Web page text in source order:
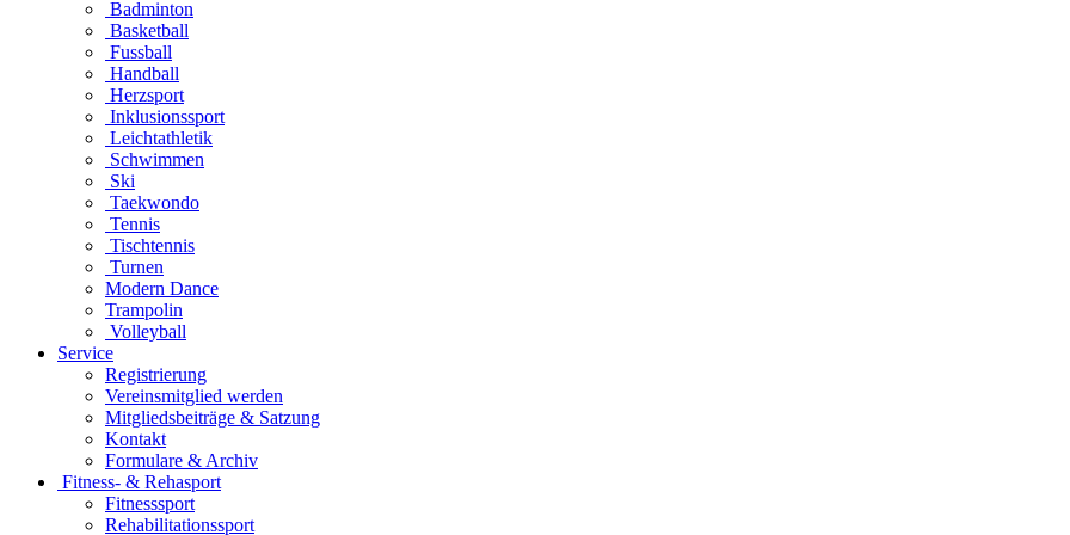
Badminton
Basketball
Fussball
Handball
Herzsport
Inklusionssport
Leichtathletik
Schwimmen
Ski
Taekwondo
Tennis
Tischtennis
Turnen
Modern Dance
Trampolin
Volleyball
Service
Registrierung
Vereinsmitglied werden
Mitgliedsbeiträge & Satzung
Kontakt
Formulare & Archiv
Fitness- & Rehasport
Fitnesssport
Rehabilitationssport